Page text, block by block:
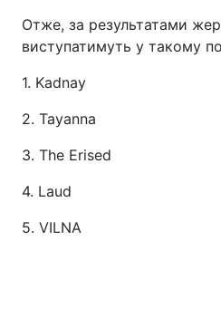
Отже, за результатами
виступатимуть у такому
1. Kadnay
2. Tayanna
3. The Erised
4. Laud
5. VILNA